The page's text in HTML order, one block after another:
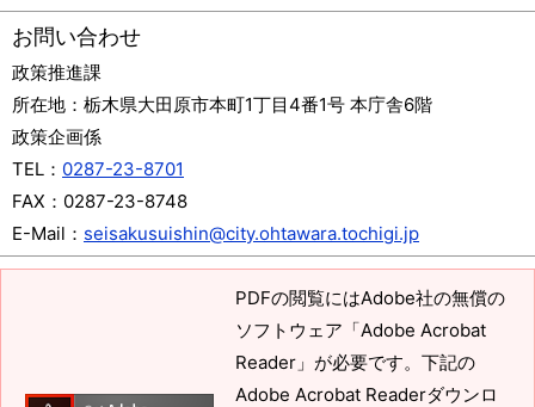
お問い合わせ
政策推進課
所在地： 栃木県大田原市本町1丁目4番1号 本庁舎6階
政策企画係
TEL： 0287-23-8701
FAX： 0287-23-8748
E-Mail： seisakusuishin@city.ohtawara.tochigi.jp
PDFの閲覧にはAdobe社の無償の
ソフトウェア「Adobe Acrobat
Reader」が必要です。下記の
Adobe Acrobat Readerダウンロ